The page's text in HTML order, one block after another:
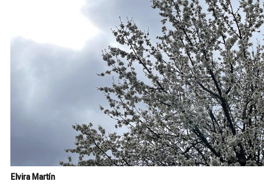
Elvira Martín